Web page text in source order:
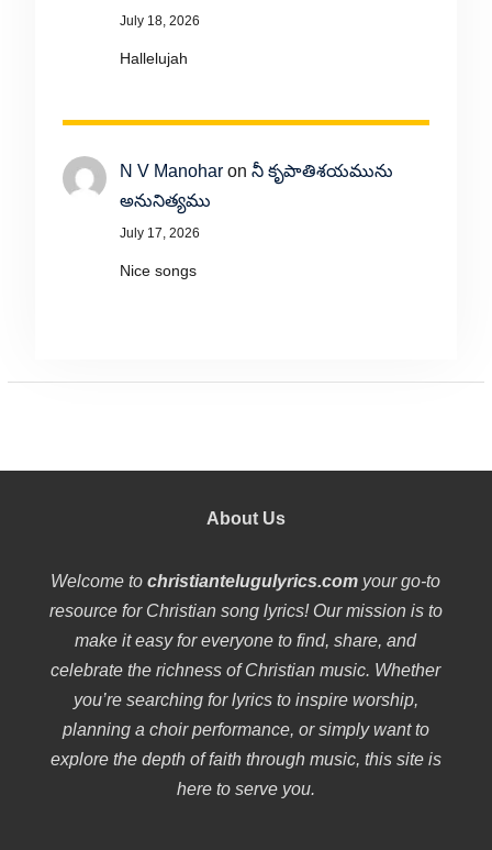
July 18, 2026
Hallelujah
N V Manoharon నీ కృపాతిశయమును
అనునిత్యము
July 17, 2026
Nice songs
About Us
Welcome tochristiantelugulyrics.com your go-to
resource for Christian song lyrics! Our mission is to
make it easy for everyone to find, share, and
celebrate the richness of Christian music. Whether
you’re searching for lyrics to inspire worship,
planning a choir performance, or simply want to
explore the depth of faith through music, this site is
here to serve you.